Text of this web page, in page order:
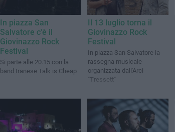
In piazza San
Salvatore c'è il
Giovinazzo Rock
Festival
Si parte alle 20.15 con la
band tranese Talk is Cheap
Il 13 luglio torna il
Giovinazzo Rock
Festival
In piazza San Salvatore la
rassegna musicale
organizzata dall'Arci
"Tressett"